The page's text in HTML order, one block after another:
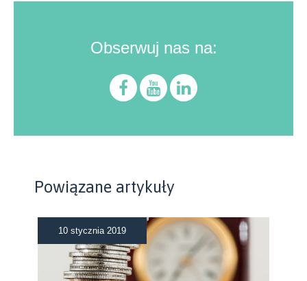
Obserwuj nas na:
Powiązane artykuły
10 stycznia 2019